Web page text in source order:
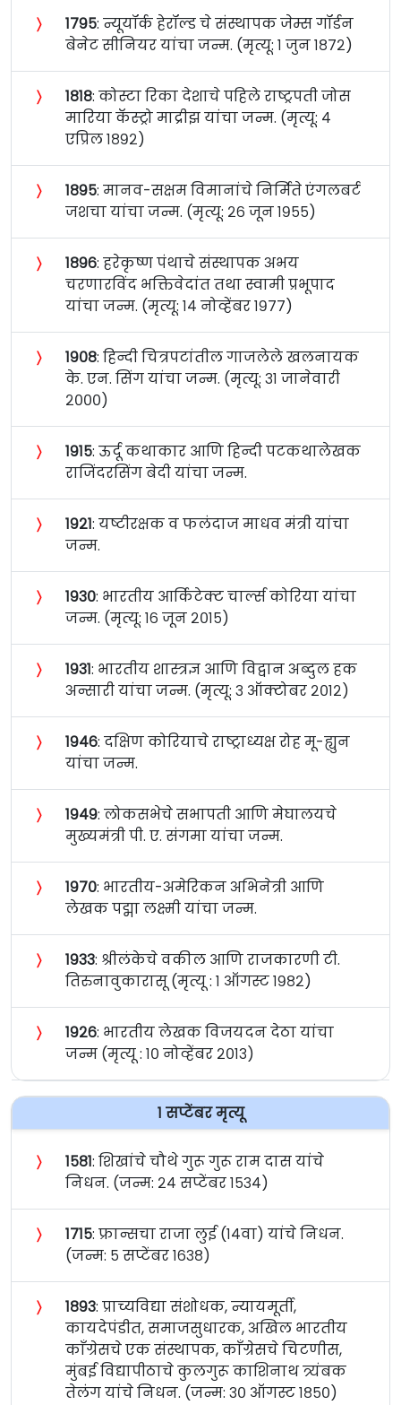
〉 १७९५: न्यूयॉर्क हेरॉल्ड चे संस्थापक जेम्स गॉर्डन
बेनेट सीनियर यांचा जन्म. (मृत्यू: १ जुन १८७२)
〉 १८१८: कोस्टा रिका देशाचे पहिले राष्ट्रपती जोस
मारिया कॅस्ट्रो माद्रीझ यांचा जन्म. (मृत्यू: ४
एप्रिल १८९२)
〉 १८९५: मानव-सक्षम विमानांचे निर्मिते एंगलबर्ट
जशचा यांचा जन्म. (मृत्यू: २६ जून १९५५)
〉 १८९६: हरेकृष्ण पंथाचे संस्थापक अभय
चरणारविंद भक्तिवेदांत तथा स्वामी प्रभूपाद
यांचा जन्म. (मृत्यू: १४ नोव्हेंबर १९७७)
〉 १९०८: हिन्दी चित्रपटांतील गाजलेले खलनायक
के. एन. सिंग यांचा जन्म. (मृत्यू: ३१ जानेवारी
२०००)
〉 १९१५: ऊर्दू कथाकार आणि हिन्दी पटकथालेखक
राजिंदरसिंग बेदी यांचा जन्म.
〉 १९२१: यष्टीरक्षक व फलंदाज माधव मंत्री यांचा
जन्म.
〉 १९३०: भारतीय आर्किटेक्ट चार्ल्स कोरिया यांचा
जन्म. (मृत्यू: १६ जून २०१५)
〉 १९३१: भारतीय शास्त्रज्ञ आणि विद्वान अब्दुल हक
अन्सारी यांचा जन्म. (मृत्यू: ३ ऑक्टोबर २०१२)
〉 १९४६: दक्षिण कोरियाचे राष्ट्राध्यक्ष रोह मू-ह्युन
यांचा जन्म.
〉 १९४९: लोकसभेचे सभापती आणि मेघालयचे
मुख्यमंत्री पी. ए. संगमा यांचा जन्म.
〉 १९७०: भारतीय-अमेरिकन अभिनेत्री आणि
लेखक पद्मा लक्ष्मी यांचा जन्म.
〉 १९३३: श्रीलंकेचे वकील आणि राजकारणी टी.
तिरुनावुकारासू (मृत्यू : १ ऑगस्ट १९८२)
〉 १९२६: भारतीय लेखक विजयदन देठा यांचा
जन्म (मृत्यू : १० नोव्हेंबर २०१३)
१ सप्टेंबर मृत्यू
〉 १५८१: शिखांचे चौथे गुरू गुरू राम दास यांचे
निधन. (जन्म: २४ सप्टेंबर १५३४)
〉 १७१५: फ्रान्सचा राजा लुई (१४वा) यांचे निधन.
(जन्म: ५ सप्टेंबर १६३८)
〉 १८९३: प्राच्यविद्या संशोधक, न्यायमूर्ती,
कायदेपंडीत, समाजसुधारक, अखिल भारतीय
काँग्रेसचे एक संस्थापक, काँग्रेसचे चिटणीस,
मुंबई विद्यापीठाचे कुलगुरू काशिनाथ त्र्यंबक
तेलंग यांचे निधन. (जन्म: ३० ऑगस्ट १८५०)